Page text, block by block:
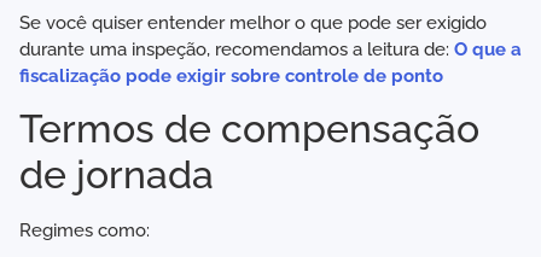
Se você quiser entender melhor o que pode ser exigido
durante uma inspeção, recomendamos a leitura de: O que a
fiscalização pode exigir sobre controle de ponto
Termos de compensação
de jornada
Regimes como: